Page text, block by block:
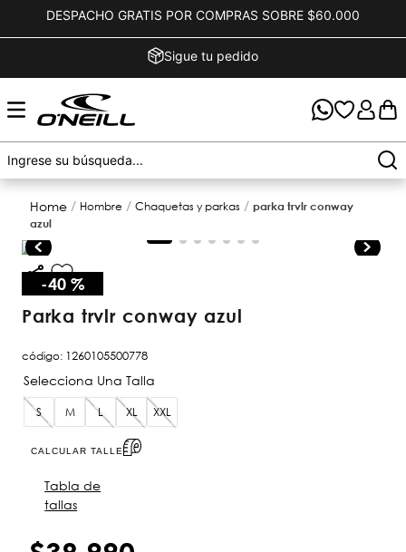
DESPACHO GRATIS POR COMPRAS SOBRE $60.000
Sigue tu pedido
hombre chaquetas y parkas
parka trvlr conway
azul
-40 %
parka trvlr conway azul
código: 1260105500778
S M L XL XXL
CALCULAR TALLE
Tabla de
tallas